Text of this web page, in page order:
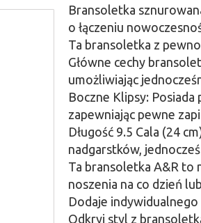
Bransoletka
o łączeniu
Ta bransoletka z
Główne cechy
umożliwiając
Boczne Klipsy:
zapewniając pewne
Długość 9.5 Cala (24
nadgarstków,
Ta bransoletka A&R to
noszenia na co dzień
Dodaje
Odkryj styl z